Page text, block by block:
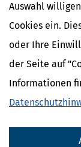
Auswahl
Cookies ein.
oder Ihre
der Seite auf
Informationen
Betrug & Phishing:
14.07.2026, 15:04
ELSTER-Mails
offiziell, kündigen
Problemen, um an